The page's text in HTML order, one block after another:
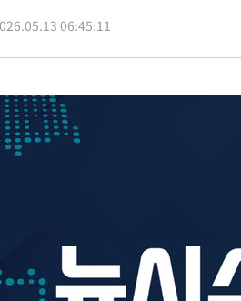
보트 전복…1명 사망·1명 실종
만…'낮 최고 35도' 무더위, 열대야 계속[다음
대 논란' 축구협회 "실망과 걱정 안겨드려 죄
강원동해안 최대 150㎜ 비
…S&P 0.6% 나스닥 1.3%↑
06:45:11